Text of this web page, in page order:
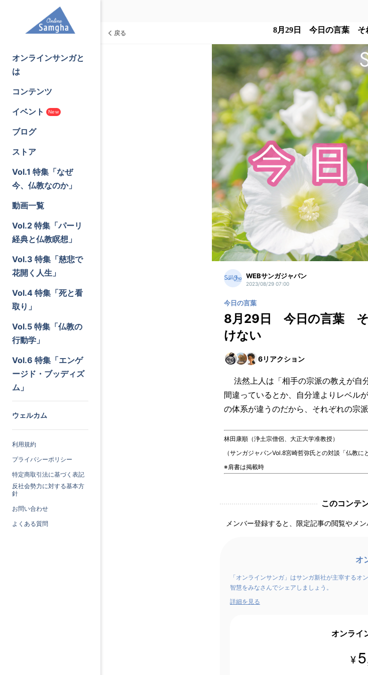
オンラインサンガと
は
コンテンツ
イベント
New
ブログ
ストア
Vol.1 特集「なぜ
今、仏教なのか」
動画一覧
Vol.2 特集「パーリ
経典と仏教瞑想」
Vol.3 特集「慈悲で
花開く人生」
Vol.4 特集「死と看
取り」
Vol.5 特集「仏教の
行動学」
Vol.6 特集「エンゲ
ージド・ブッディズ
ム」
ウェルカム
利用規約
プライバシーポリシー
特定商取引法に基づく表記
反社会勢力に対する基本方
針
お問い合わせ
よくある質問
戻る 8月29日 今日の言葉 そ
WEBサンガジャパン
2023/08/29 07:00
今日の言葉
8月29日 今日の言葉 そ
けない
6リアクション
法然上人は「相手の宗派の教えが自
間違っているとか、自分達よりレベル
の体系が違うのだから、それぞれの宗
林田康順（浄土宗僧侶、大正大学准教授）
（サンガジャパンVol.8宮崎哲弥氏との対談「仏教に
※肩書は掲載時
このコンテ
メンバー登録すると、限定記事の閲覧やメ
オ
「オンラインサンガ」はサンガ新社が主宰する
智慧をみなさんでシェアしましょう。
詳細を見る
オンライ
¥